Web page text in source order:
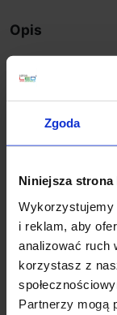
Zgoda
Niniejsza
Wykorzystujemy
i reklam, aby
analizować ruch
korzystasz z
Partnerzy mogą
Opis
Parametry:
wysokość
ilość źródeł /
napięcie: 230V
źródło w
(sterowanie
kolor lampy:
materiał:
IP: 20